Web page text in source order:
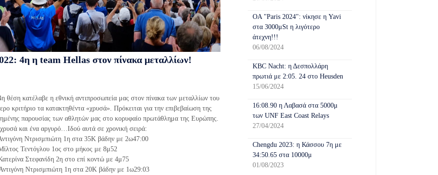
4η η team Hellas στον πίνακα μεταλλίων!
θέση κατέλαβε η εθνική αντιπροσωπεία μας στον πίνακα των μεταλλίων του
κριτήριο τα κατακτηθέντα «χρυσά». Πρόκειται για την επιβεβαίωση της
παρουσίας των αθλητών μας στο κορυφαίο πρωτάθλημα της Ευρώπης.
και ένα αργυρό…Ιδού αυτά σε χρονική σειρά:
Ντρισμπιώτη 1η στα 35Κ βάδην με 2ω47:00
Τεντόγλου 1ος στο μήκος με 8μ52
Στεφανίδη 2η στο επί κοντώ με 4μ75
Ντρισμπιώτη 1η στα 20Κ βάδην με 1ω29:03
OA "Paris 2024": νίκησε η Yavi
στα 3000μSt η λιγότερο
άτεχνη!!!
06/08/2024
KBC Nacht: η Δεσπολλάρη
πρωτιά με 2:05. 24 στο Heusden
15/06/2024
16:08.90 η Λαβασά στα 5000μ
των UNF East Coast Relays
27/04/2024
Chengdu 2023: η Κάσσου 7η με
34:50.65 στα 10000μ
01/08/2023